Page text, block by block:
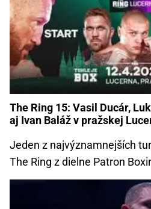
The Ring 15: Vasil Ducár,
aj Ivan Baláž v pražskej
Jeden z najvýznamnejších
The Ring z dielne Patron